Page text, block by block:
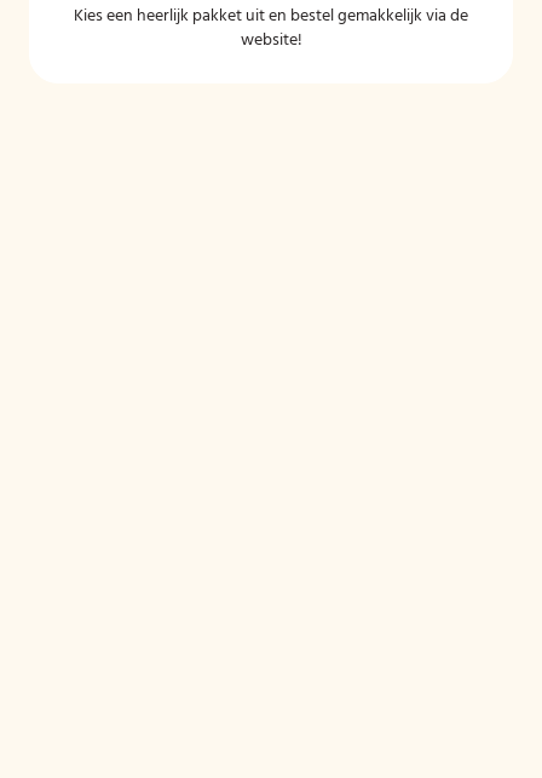
Kies een heerlijk pakket uit en bestel gemakkelijk via de
website!